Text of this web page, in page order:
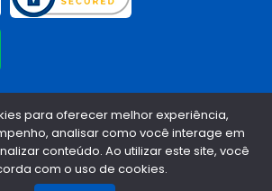
- CNPJ: 90.196.999/0001-89
Todos os
2026
Desenvolvido Por:
para oferecer melhor experiência,
analisar como você interage em
conteúdo. Ao utilizar este site, você
com o uso de cookies.